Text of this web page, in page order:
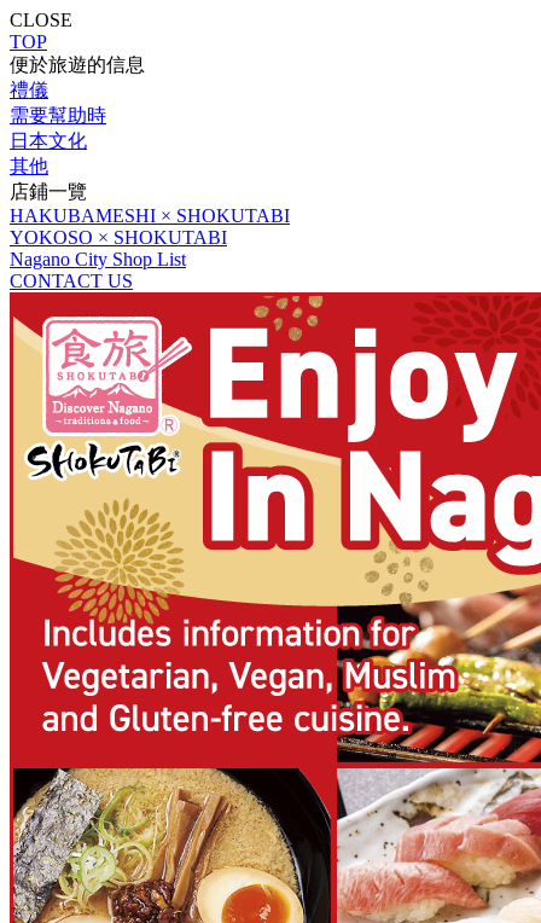
CLOSE
TOP
便於旅遊的信息
禮儀
需要幫助時
日本文化
其他
店鋪一覽
HAKUBAMESHI × SHOKUTABI
YOKOSO × SHOKUTABI
Nagano City Shop List
CONTACT US